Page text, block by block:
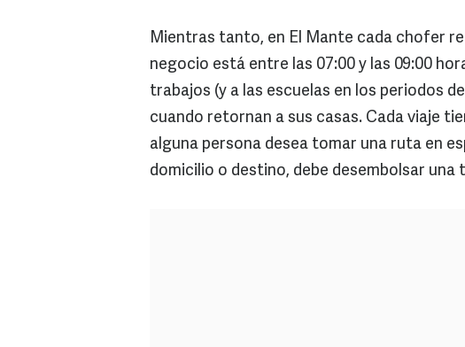
Mientras tanto, en El Mante cada chofer
negocio está entre las 07:00 y las 09:00
trabajos (y a las escuelas en los periodos
cuando retornan a sus casas. Cada viaje
alguna persona desea tomar una ruta en
domicilio o destino, debe desembolsar una